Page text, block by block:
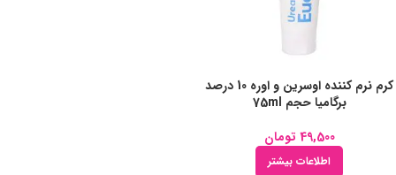
کرم نرم کننده اوسرین و اوره 10 درصد
برگامیا حجم 75ml
49,500 تومان
اطلاعات بیشتر